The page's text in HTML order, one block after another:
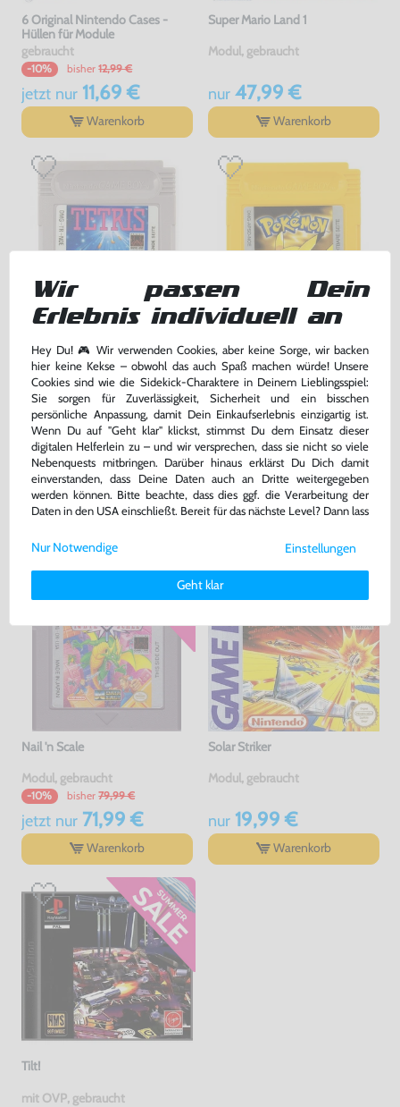
6 Original Nintendo Cases -
Hüllen für Module
gebraucht
-10% bisher 12,99 €
jetzt nur11,69 €
Warenkorb
Super Mario Land 1
Modul, gebraucht
nur47,99 €
Warenkorb
Modul, gebraucht
nur34,99 €
Warenkorb
DEUTSCH, Modul, gebraucht
nur86,99 €
Warenkorb
DAS HABEN ANDERE DAZU
GEKAUFT
Nail 'n Scale
Modul, gebraucht
-10% bisher 79,99 €
jetzt nur71,99 €
Warenkorb
Solar Striker
Modul, gebraucht
nur19,99 €
Warenkorb
Tilt!
mit OVP, gebraucht
Wir passen Dein
Erlebnis individuell an
Hey Du! 🎮 Wir verwenden Cookies, aber keine Sorge, wir backen
hier keine Kekse – obwohl das auch Spaß machen würde! Unsere
Cookies sind wie die Sidekick-Charaktere in Deinem Lieblingsspiel:
Sie sorgen für Zuverlässigkeit, Sicherheit und ein bisschen
persönliche Anpassung, damit Dein Einkaufserlebnis einzigartig ist.
Wenn Du auf "Geht klar" klickst, stimmst Du dem Einsatz dieser
digitalen Helferlein zu – und wir versprechen, dass sie nicht so viele
Nebenquests mitbringen. Darüber hinaus erklärst Du Dich damit
einverstanden, dass Deine Daten auch an Dritte weitergegeben
werden können. Bitte beachte, dass dies ggf. die Verarbeitung der
Daten in den USA einschließt. Bereit für das nächste Level? Dann lass
Weitere Informationen zu den von uns verwendeten Cookies und
Deinen Rechten als Nutzer findest Du in unsererDaten­schutz­
Impressum.
Einstellungen
Geht klar
Nur Notwendige